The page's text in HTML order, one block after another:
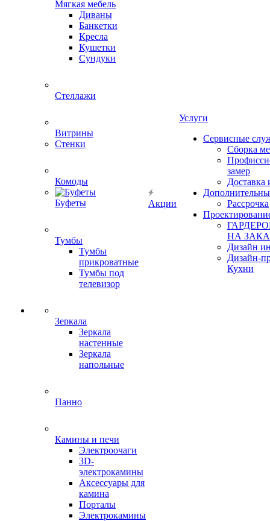
Мягкая мебель
Диваны
Банкетки
Кресла
Кушетки
Сундуки
Стеллажи
Витрины
Стенки
Комоды
Буфеты
Тумбы
Тумбы
прикроватные
Тумбы под
телевизор
Зеркала
Зеркала
настенные
Зеркала
напольные
Панно
Камины и печи
Электроочаги
3D-
электрокамины
Аксессуары для
камина
Порталы
Электрокамины
Акции
Услуги
Сервисные
Сборка
замер
Доставка
Рассрочка
НА
Дизайн
Дизайн-
Кухни